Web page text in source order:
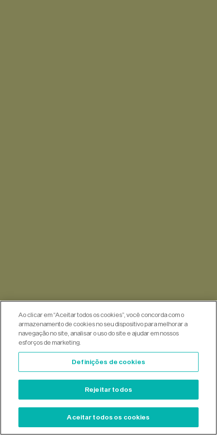
Ao clicar em “Aceitar todos os cookies”, você concorda com o
armazenamento de cookies no seu dispositivo para melhorar a
navegação no site, analisar o uso do site e ajudar em nossos
esforços de marketing.
Definições de cookies
Rejeitar todos
Aceitar todos os cookies